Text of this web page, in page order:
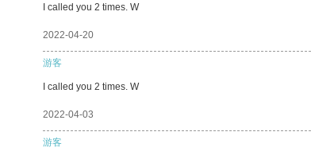
I called you 2 times. W
2022-04-20
游客
I called you 2 times. W
2022-04-03
游客